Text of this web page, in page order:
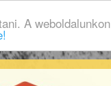
A weboldalunkon